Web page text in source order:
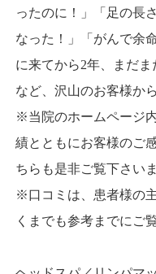
ったのに！」「足の長
なった！」「がんで余
に来てから2年、まだま
など、沢山のお客様か
※当院のホームページ
績とともにお客様のご
ちらも是非ご覧下さいま
※口コミは、患者様の
くまでも参考までにご